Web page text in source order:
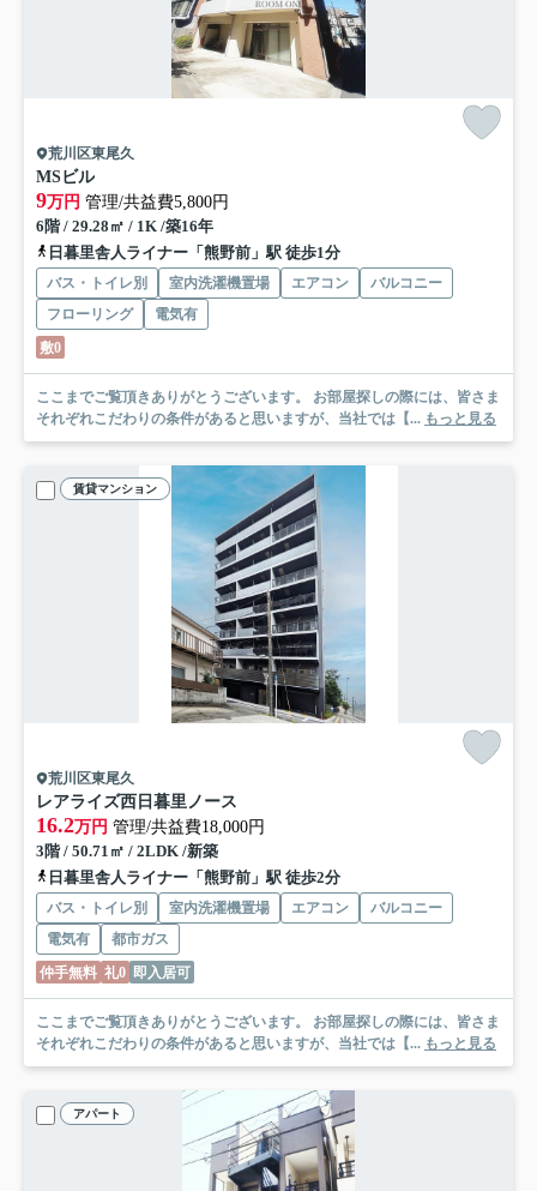
荒川区東尾久
MSビル
9万円 管理/共益費5,800円
6階 / 29.28㎡ / 1K /築16年
日暮里舎人ライナー「熊野前」駅 徒歩1分
バス・トイレ別 室内洗濯機置場 エアコン
バルコニー
フローリング
電気有
敷0
ここまでご覧頂きありがとうございます。 お部屋探しの際には、皆さま
それぞれこだわりの条件があると思いますが、当社では【... もっと見る
賃貸マンション
荒川区東尾久
レアライズ西日暮里ノース
16.2万円 管理/共益費18,000円
3階 / 50.71㎡ / 2LDK /新築
日暮里舎人ライナー「熊野前」駅 徒歩2分
バス・トイレ別 室内洗濯機置場 エアコン
バルコニー
電気有
都市ガス
仲手無料 礼0 即入居可
ここまでご覧頂きありがとうございます。 お部屋探しの際には、皆さま
それぞれこだわりの条件があると思いますが、当社では【... もっと見る
アパート